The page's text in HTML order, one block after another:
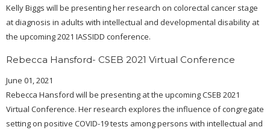
Kelly Biggs will be presenting her research on colorectal cancer stage
at diagnosis in adults with intellectual and developmental disability at
the upcoming 2021 IASSIDD conference.
Rebecca Hansford- CSEB 2021 Virtual Conference
June 01, 2021
Rebecca Hansford will be presenting at the upcoming CSEB 2021
Virtual Conference. Her research explores the influence of congregate
setting on positive COVID-19 tests among persons with intellectual and